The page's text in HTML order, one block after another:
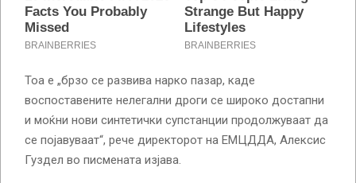
Тоа е „брзо се развива нарко пазар, каде
воспоставените нелегални дроги се широко достапни
и моќни нови синтетички супстанции продолжуваат да
се појавуваат“, рече директорот на ЕМЦДДА, Алексис
Гуздел во писмената изјава.